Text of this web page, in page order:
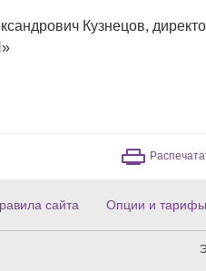
Кузнецов,
сайта Опции и тарифы